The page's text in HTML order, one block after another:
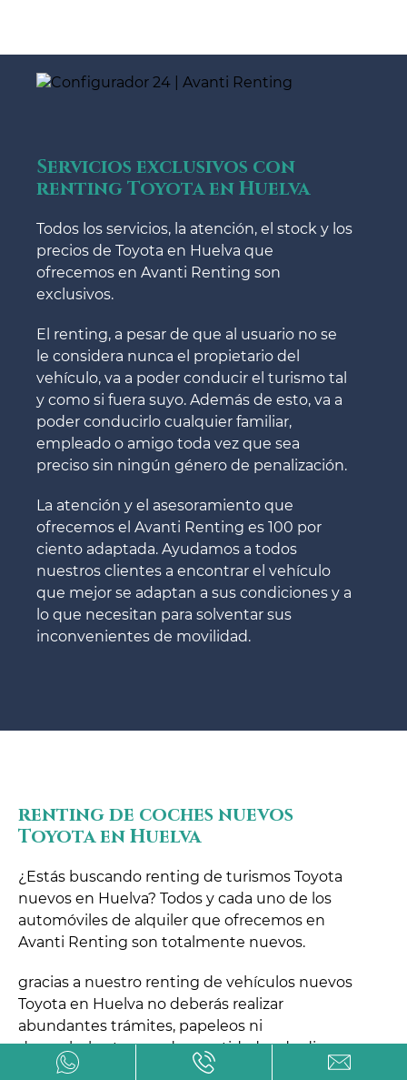
Servicios exclusivos con
renting Toyota en Huelva
Todos los servicios, la atención, el stock y los
precios de Toyota en Huelva que
ofrecemos en Avanti Renting son
exclusivos.
El renting, a pesar de que al usuario no se
le considera nunca el propietario del
vehículo, va a poder conducir el turismo tal
y como si fuera suyo. Además de esto, va a
poder conducirlo cualquier familiar,
empleado o amigo toda vez que sea
preciso sin ningún género de penalización.
La atención y el asesoramiento que
ofrecemos el Avanti Renting es 100 por
ciento adaptada. Ayudamos a todos
nuestros clientes a encontrar el vehículo
que mejor se adaptan a sus condiciones y a
lo que necesitan para solventar sus
inconvenientes de movilidad.
renting de coches nuevos
Toyota en Huelva
¿Estás buscando renting de turismos Toyota
nuevos en Huelva? Todos y cada uno de los
automóviles de alquiler que ofrecemos en
Avanti Renting son totalmente nuevos.
gracias a nuestro renting de vehículos nuevos
Toyota en Huelva no deberás realizar
abundantes trámites, papeleos ni
desembolsarte grandes cantidades de dinero.
Nosotros nos encargamos de todo.